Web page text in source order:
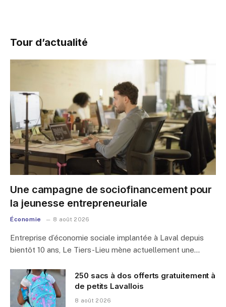
Tour d’actualité
Une campagne de sociofinancement pour
la jeunesse entrepreneuriale
Économie 8 août 2026
Entreprise d’économie sociale implantée à Laval depuis
bientôt 10 ans, Le Tiers-Lieu mène actuellement une…
250 sacs à dos offerts gratuitement à
de petits Lavallois
8 août 2026